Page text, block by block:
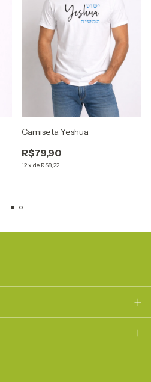
Camiseta Yeshua
R$79,90
12x de R$8,22